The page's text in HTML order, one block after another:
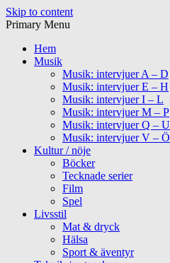
Skip to content
Primary Menu
Hem
Musik
Musik: intervjuer A – D
Musik: intervjuer E – H
Musik: intervjuer I – L
Musik: intervjuer M – P
Musik: intervjuer Q – U
Musik: intervjuer V – Ö
Kultur / nöje
Böcker
Tecknade serier
Film
Spel
Livsstil
Mat & dryck
Hälsa
Sport & äventyr